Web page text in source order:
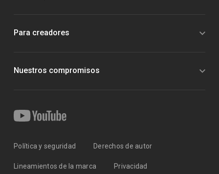
Para creadores
Nuestros compromisos
Política y seguridad Derechos de autor
Lineamientos de la marca Privacidad